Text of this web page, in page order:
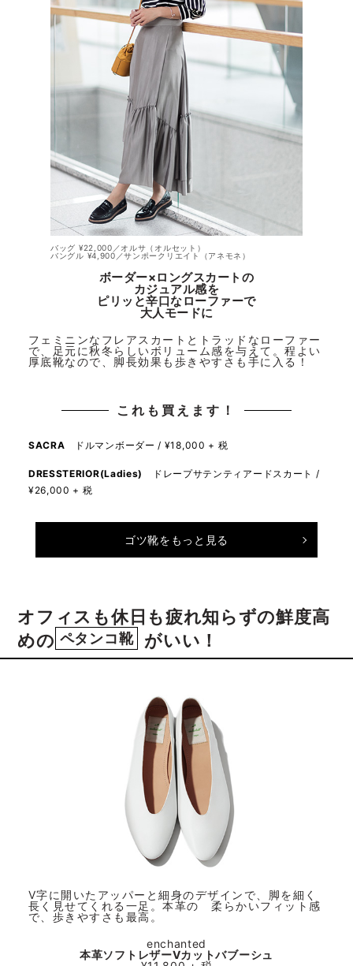
バッグ ¥22,000／オルサ（オルセット）
バングル ¥4,900／サンポークリエイト（アネモネ）
ボーダー×ロングスカートの
カジュアル感を
ピリッと辛口なローファーで
大人モードに
フェミニンなフレアスカートとトラッドなローファー
で、足元に秋冬らしいボリューム感を与えて。程よい
厚底靴なので、脚長効果も歩きやすさも手に入る！
これも買えます！
SACRA ドルマンボーダー / ¥18,000 + 税
DRESSTERIOR(Ladies)
ドレープサテンティアードスカート /
¥26,000 + 税
ゴツ靴をもっと見る
オフィスも休日も疲れ知らずの鮮度高
めの ペタンコ靴 がいい！
V字に開いたアッパーと細身のデザインで、脚を細く
長く見せてくれる一足。本革の 柔らかいフィット感
で、歩きやすさも最高。
enchanted
本革ソフトレザーVカットバブーシュ